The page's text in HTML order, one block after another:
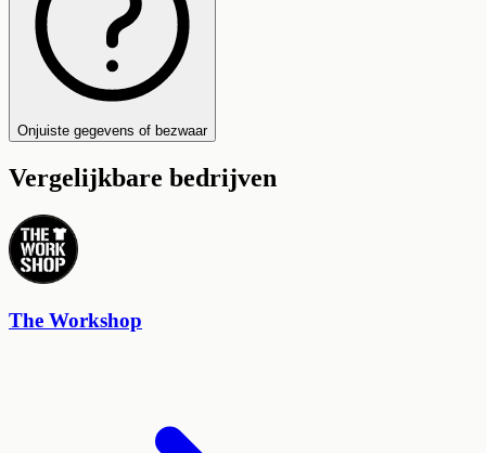
Onjuiste gegevens of bezwaar
Vergelijkbare bedrijven
The Workshop